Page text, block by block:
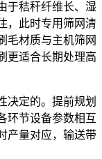
于秸秆纤维长、湿
，此时专用 筛网清
毛材质与主机筛网
更适合长期处理高
决定的。提前规划
环节设备参数相互
产量对应，输送带